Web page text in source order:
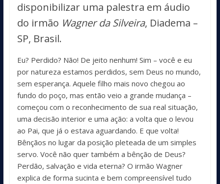
disponibilizar uma palestra em áudio
do irmão Wagner da Silveira, Diadema –
SP, Brasil.
Eu? Perdido? Não! De jeito nenhum! Sim – você e eu
por natureza estamos perdidos, sem Deus no mundo,
sem esperança. Aquele filho mais novo chegou ao
fundo do poço, mas então veio a grande mudança –
começou com o reconhecimento de sua real situação,
uma decisão interior e uma ação: a volta que o levou
ao Pai, que já o estava aguardando. E que volta!
Bênçãos no lugar da posição pleteada de um simples
servo. Você não quer também a bênção de Deus?
Perdão, salvação e vida eterna? O irmão Wagner
explica de forma sucinta e bem compreensível tudo